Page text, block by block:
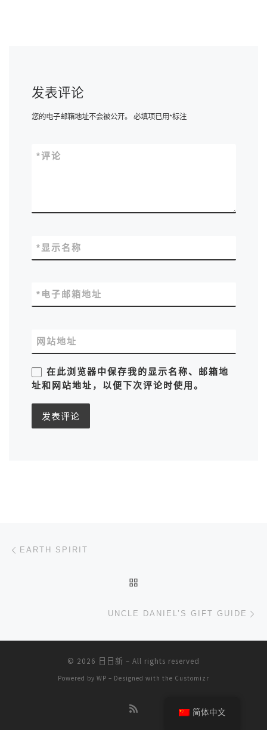
发表评论
您的电子邮箱地址不会被公开。 必填项已用*标注
评论
*
显示名称
*
电子邮箱地址
*
网站地址
在此浏览器中保存我的显示名称、邮箱地
址和网站地址，以便下次评论时使用。
文章导航
EARTH SPIRIT
UNCLE DANIEL’S GIFT GUIDE
© 2026 日日新 – All rights reserved
Powered by WP – Designed with the Customizr
简体中文